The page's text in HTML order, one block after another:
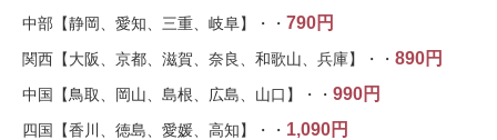
中部【静岡、愛知、三重、岐阜】・・ 790円
関西【大阪、京都、滋賀、奈良、和歌山、兵庫】・・ 890円
中国【鳥取、岡山、島根、広島、山口】・・ 990円
四国【香川、徳島、愛媛、高知】・・ 1,090円